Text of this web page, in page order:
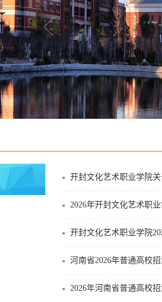
开封文化艺术职业学院
2026年开封文化艺术职
开封文化艺术职业学院
河南省2026年普通高校
2026年河南省普通高校